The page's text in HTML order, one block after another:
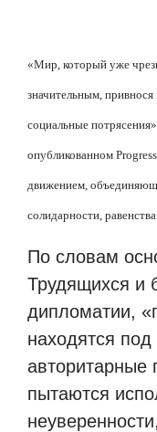
«Мир, который уже
значительным,
социальные
опубликованном
движением,
солидарности,
По словам
Трудящихся и
дипломатии,
находятся
авторитарные
пытаются